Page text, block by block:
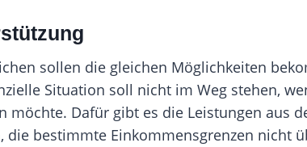
sollen die gleichen Möglichkeiten
Situation soll nicht im Weg stehen,
möchte. Dafür gibt es die Leistungen aus
die bestimmte Einkommensgrenzen nicht